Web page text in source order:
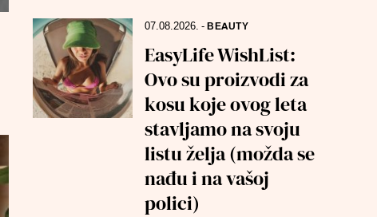
07.08.2026.-BEAUTY
EasyLife WishList:
Ovo su proizvodi za
kosu koje ovog leta
stavljamo na svoju
listu želja (možda se
nađu i na vašoj
polici)